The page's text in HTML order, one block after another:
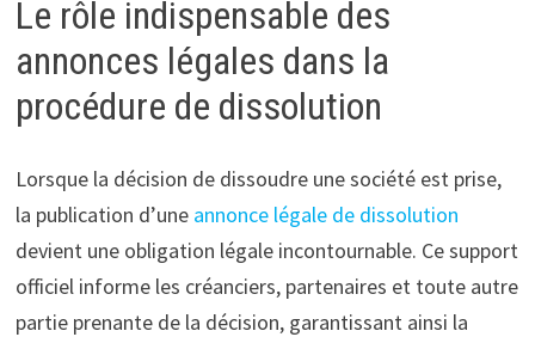
Le rôle indispensable des
annonces légales dans la
procédure de dissolution
Lorsque la décision de dissoudre une société est prise,
la publication d’une annonce légale de dissolution
devient une obligation légale incontournable. Ce support
officiel informe les créanciers, partenaires et toute autre
partie prenante de la décision, garantissant ainsi la